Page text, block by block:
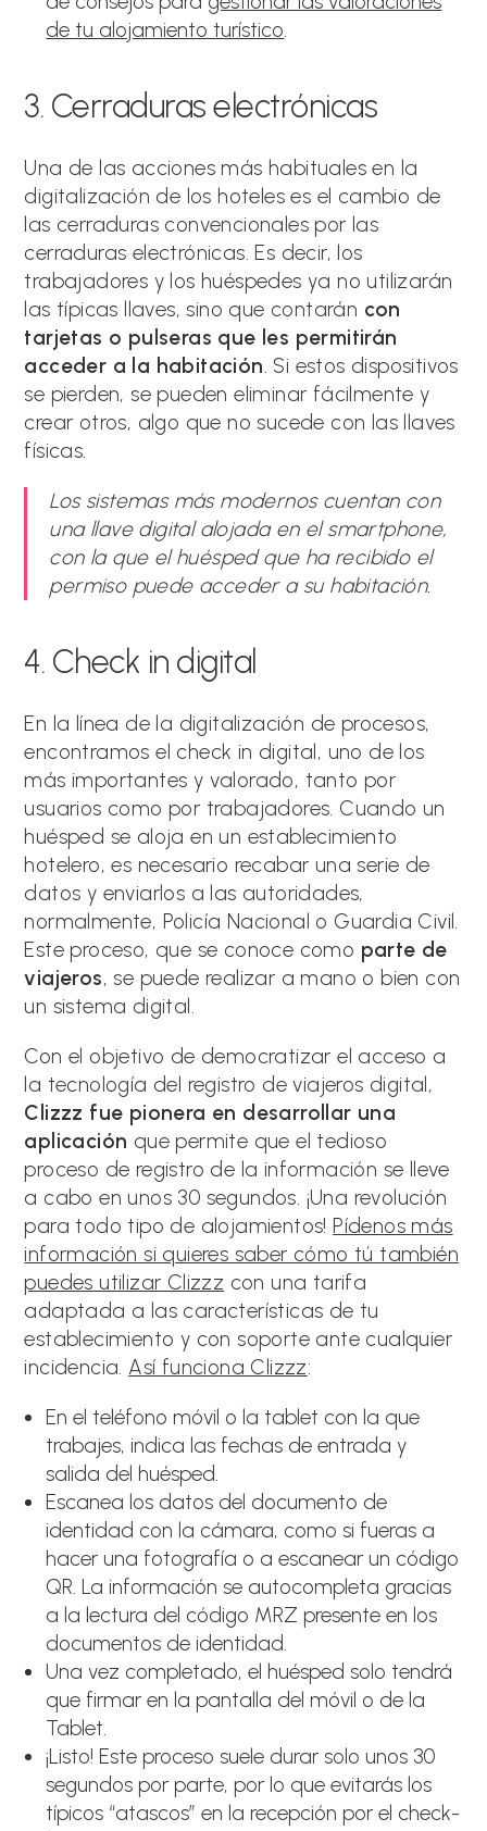
de tu alojamiento turístico.
3. Cerraduras electrónicas
Una de las acciones más habituales en la
digitalización de los hoteles es el cambio de
las cerraduras convencionales por las
cerraduras electrónicas. Es decir, los
trabajadores y los huéspedes ya no utilizarán
las típicas llaves, sino que contarán con
tarjetas o pulseras que les permitirán
acceder a la habitación. Si estos dispositivos
se pierden, se pueden eliminar fácilmente y
crear otros, algo que no sucede con las llaves
físicas.
Los sistemas más modernos cuentan con
una llave digital alojada en el smartphone,
con la que el huésped que ha recibido el
permiso puede acceder a su habitación.
4. Check in digital
En la línea de la digitalización de procesos,
encontramos el check in digital, uno de los
más importantes y valorado, tanto por
usuarios como por trabajadores. Cuando un
huésped se aloja en un establecimiento
hotelero, es necesario recabar una serie de
datos y enviarlos a las autoridades,
normalmente, Policía Nacional o Guardia Civil.
Este proceso, que se conoce como parte de
viajeros, se puede realizar a mano o bien con
un sistema digital.
Con el objetivo de democratizar el acceso a
la tecnología del registro de viajeros digital,
Clizzz fue pionera en desarrollar una
aplicación que permite que el tedioso
proceso de registro de la información se lleve
a cabo en unos 30 segundos. ¡Una revolución
para todo tipo de alojamientos! Pídenos más
información si quieres saber cómo tú también
puedes utilizar Clizzz con una tarifa
adaptada a las características de tu
establecimiento y con soporte ante cualquier
incidencia. Así funciona Clizzz:
En el teléfono móvil o la tablet con la que
trabajes, indica las fechas de entrada y
salida del huésped.
Escanea los datos del documento de
identidad con la cámara, como si fueras a
hacer una fotografía o a escanear un código
QR. La información se autocompleta gracias
a la lectura del código MRZ presente en los
documentos de identidad.
Una vez completado, el huésped solo tendrá
que firmar en la pantalla del móvil o de la
Tablet.
¡Listo! Este proceso suele durar solo unos 30
segundos por parte, por lo que evitarás los
típicos “atascos” en la recepción por el check-